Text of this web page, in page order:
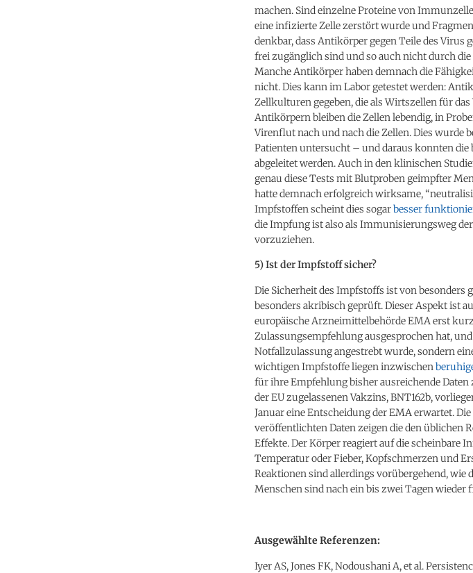
machen. Sind einzelne Proteine von
eine infizierte Zelle zerstört wurde und
denkbar, dass Antikörper gegen Teile des
frei zugänglich sind und so auch nicht durch
Manche Antikörper haben demnach die
nicht. Dies kann im Labor getestet werden:
Zellkulturen gegeben, die als Wirtszellen für
Antikörpern bleiben die Zellen lebendig, in
Virenflut nach und nach die Zellen. Dies wurde
Patienten untersucht – und daraus konnten
abgeleitet werden. Auch in den klinischen
genau diese Tests mit Blutproben geimpfter
hatte demnach erfolgreich wirksame,
Impfstoffen scheint dies sogarbesser
die Impfung ist also als Immunisierungsweg
vorzuziehen.
5) Ist der Impfstoff sicher?
Die Sicherheit des Impfstoffs ist von besonders
besonders akribisch geprüft. Dieser Aspekt ist
europäische Arzneimittelbehörde EMA erst
Zulassungsempfehlung ausgesprochen hat,
Notfallzulassung angestrebt wurde, sondern
wichtigen Impfstoffe liegen inzwischen
für ihre Empfehlung bisher ausreichende
der EU zugelassenen Vakzins, BNT162b,
Januar eine Entscheidung der EMA erwartet.
veröffentlichten Daten zeigen die den üblichen
Effekte. Der Körper reagiert auf die scheinbare
Temperatur oder Fieber, Kopfschmerzen und
Reaktionen sind allerdings vorübergehend, wie
Menschen sind nach ein bis zwei Tagen
Ausgewählte Referenzen:
Iyer AS, Jones FK, Nodoushani A, et al.